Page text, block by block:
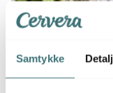
Samtykke